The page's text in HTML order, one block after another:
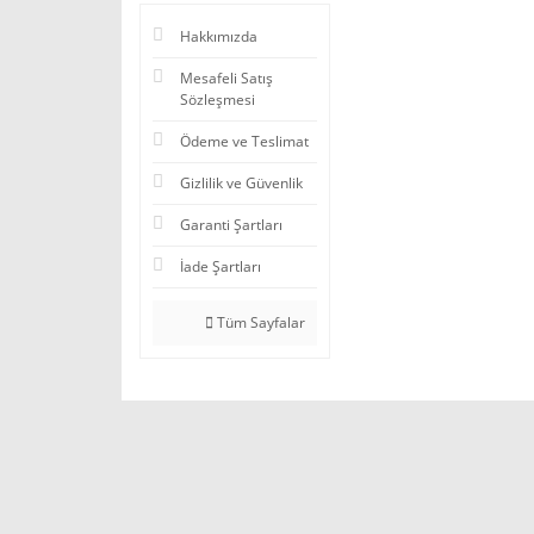
Hakkımızda
Mesafeli Satış
Sözleşmesi
Ödeme ve Teslimat
Gizlilik ve Güvenlik
Garanti Şartları
İade Şartları
Tüm Sayfalar